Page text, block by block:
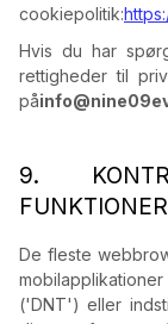
cookiepolitik:
Hvis du har
rettigheder til
på
9.
FUNKTIONER
De fleste
('DNT') eller